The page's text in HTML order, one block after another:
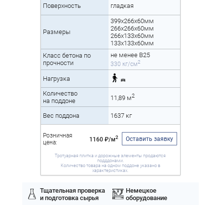
Поверхность гладкая
Размеры
399х266х60мм
266х266х60мм
266х133х60мм
133х133х60мм
Класс бетона по
прочности
не менее B25
330 кг/см2
Нагрузка
Количество
на поддоне
11,89 м2
Вес поддона 1637 кг
Розничная
цена:
1160 ₽/м2 Оставить заявку
Тротуарная плитка и дорожные элементы продаются
подддонами.
Количество товара на одном поддоне указано в
характеристиках.
Тщательная проверка
и подготовка сырья
Немецкое
оборудование